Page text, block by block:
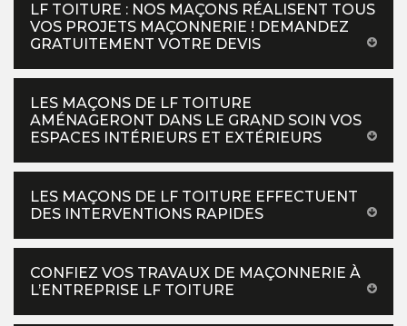
LF TOITURE : NOS MAÇONS RÉALISENT TOUS
VOS PROJETS MAÇONNERIE ! DEMANDEZ
GRATUITEMENT VOTRE DEVIS
LES MAÇONS DE LF TOITURE
AMÉNAGERONT DANS LE GRAND SOIN VOS
ESPACES INTÉRIEURS ET EXTÉRIEURS
LES MAÇONS DE LF TOITURE EFFECTUENT
DES INTERVENTIONS RAPIDES
CONFIEZ VOS TRAVAUX DE MAÇONNERIE À
L’ENTREPRISE LF TOITURE